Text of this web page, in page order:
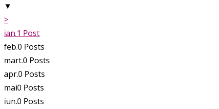
▼
>
ian.1 Post
feb.0 Posts
mart.0 Posts
apr.0 Posts
mai0 Posts
iun.0 Posts